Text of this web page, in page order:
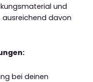
und
davon
bei deinen